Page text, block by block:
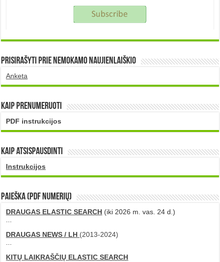
Prisirašyti prie nemokamo naujienlaiškio
Anketa
Kaip prenumeruoti
PDF instrukcijos
Kaip atsispausdinti
Instrukcijos
PAIEŠKA (PDF numerių)
DRAUGAS ELASTIC SEARCH (iki 2026 m. vas. 24 d.)
...
DRAUGAS NEWS / LH (2013-2024)
...
KITŲ LAIKRAŠČIŲ ELASTIC SEARCH